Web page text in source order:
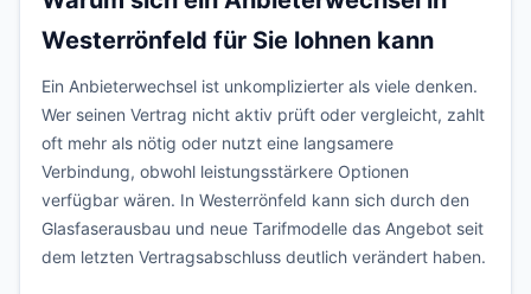
Westerrönfeld für Sie lohnen kann
Ein Anbieterwechsel ist unkomplizierter als viele denken.
Wer seinen Vertrag nicht aktiv prüft oder vergleicht, zahlt
oft mehr als nötig oder nutzt eine langsamere
Verbindung, obwohl leistungsstärkere Optionen
verfügbar wären. In Westerrönfeld kann sich durch den
Glasfaserausbau und neue Tarifmodelle das Angebot seit
dem letzten Vertragsabschluss deutlich verändert haben.